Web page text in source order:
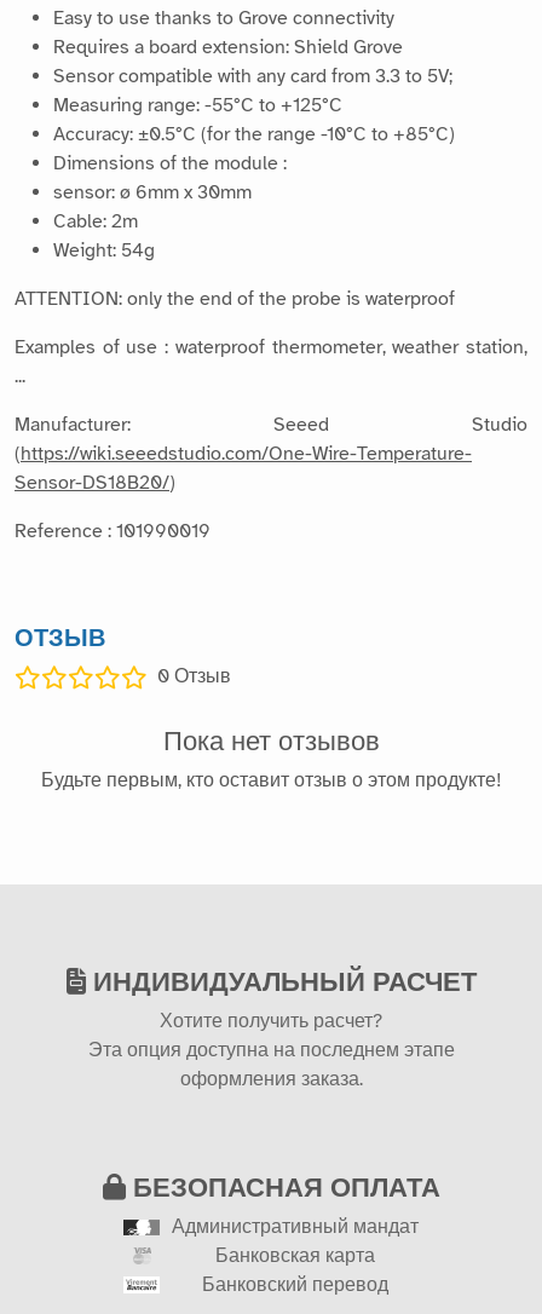
Easy to use thanks to Grove connectivity
Requires a board extension: Shield Grove
Sensor compatible with any card from 3.3 to 5V;
Measuring range: -55°C to +125°C
Accuracy: ±0.5°C (for the range -10°C to +85°C)
Dimensions of the module :
sensor: ø 6mm x 30mm
Cable: 2m
Weight: 54g
ATTENTION: only the end of the probe is waterproof
Examples of use : waterproof thermometer, weather station,
...
Manufacturer: Seeed Studio
(https://wiki.seeedstudio.com/One-Wire-Temperature-
Sensor-DS18B20/)
Reference : 101990019
ОТЗЫВ
0 Отзыв
Пока нет отзывов
Будьте первым, кто оставит отзыв о этом продукте!
ИНДИВИДУАЛЬНЫЙ РАСЧЕТ
Хотите получить расчет?
Эта опция доступна на последнем этапе
оформления заказа.
БЕЗОПАСНАЯ ОПЛАТА
Административный мандат
Банковская карта
Банковский перевод